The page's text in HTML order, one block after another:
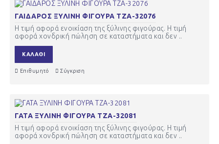
ΓΑΙΔΑΡΟΣ ΞΥΛΙΝΗ ΦΙΓΟΥΡΑ ΤΖΑ-32076
Η τιμή αφορά ενοικίαση της ξύλινης φιγούρας. Η τιμή
αφορά χονδρική πώληση σε καταστήματα και δεν ..
ΚΑΛΆΘΙ
Επιθυμητό Σύγκριση
ΓΑΤΑ ΞΥΛΙΝΗ ΦΙΓΟΥΡΑ ΤΖΑ-32081
Η τιμή αφορά ενοικίαση της ξύλινης φιγούρας. Η τιμή
αφορά χονδρική πώληση σε καταστήματα και δεν ..